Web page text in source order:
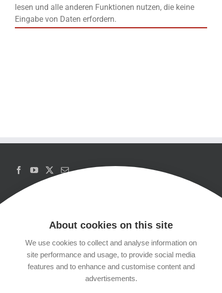
lesen und alle anderen Funktionen nutzen, die keine
Eingabe von Daten erfordern.
Copyrights
Datenschutzerklärung
About cookies on this site
We use cookies to collect and analyse information on
site performance and usage, to provide social media
features and to enhance and customise content and
advertisements.